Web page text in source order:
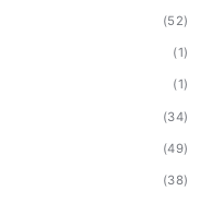
(52)
(1)
(1)
(34)
(49)
(38)